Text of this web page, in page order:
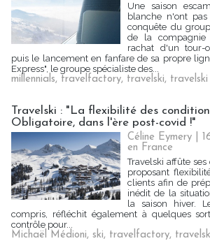
Une saison
blanche n'ont
conquête du
de la
rachat d'un tour-
puis le lancement en fanfare de sa propre
Express", le groupe spécialiste des...
millennials, travelfactory, travelski, travelski
Travelski : "La flexibilité des
Obligatoire, dans l'ère post-covid !"
Céline Eymery |
en France
Travelski affûte ses
proposant
clients afin de
inédit de la
la saison hiver.
compris, réfléchit également à quelques
contrôle pour...
Michaël Médioni, ski, travelfactory,